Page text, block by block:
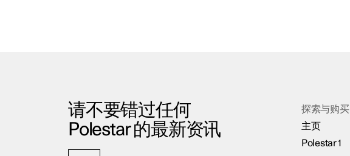
请不要错过任何
Polestar 的最新资讯
探索与购买
主页
Polestar 1